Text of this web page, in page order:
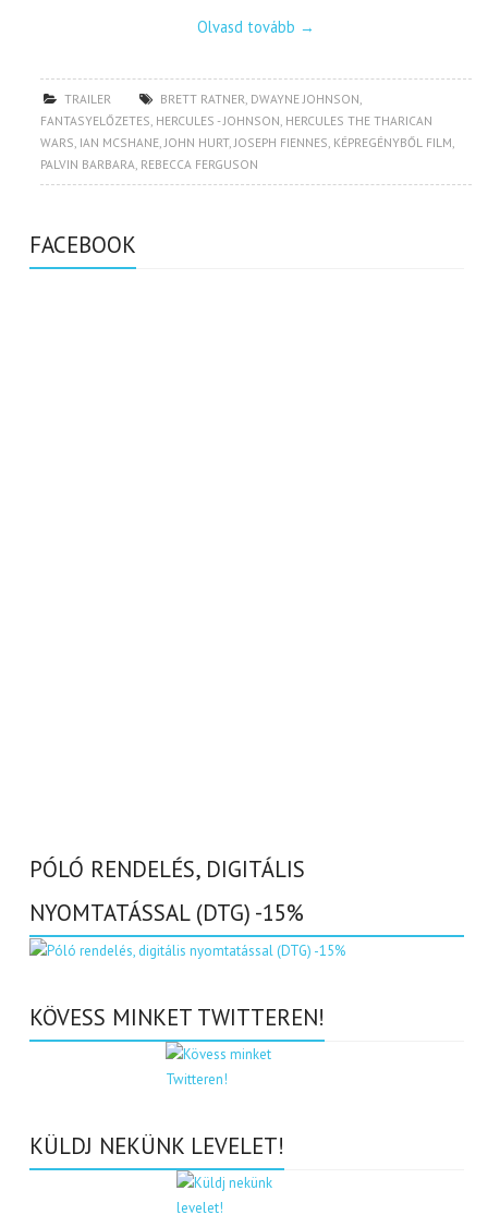
Olvasd tovább →
TRAILER BRETT RATNER DWAYNE JOHNSON
FANTASYELŐZETES HERCULES - JOHNSON HERCULES THE THARICAN
WARS IAN MCSHANE JOHN HURT, JOSEPH FIENNES KÉPREGÉNYBŐL FILM
PALVIN BARBARA REBECCA FERGUSON
FACEBOOK
PÓLÓ RENDELÉS, DIGITÁLIS
NYOMTATÁSSAL (DTG) -15%
KÖVESS MINKET TWITTEREN!
KÜLDJ NEKÜNK LEVELET!